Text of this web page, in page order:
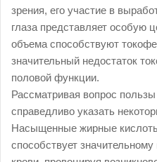
зрения, его участие в
глаза представляет особую
объема способствуют
значительный недостаток
половой функции.
Рассматривая вопрос
справедливо указать
Насыщенные жирные
способствует